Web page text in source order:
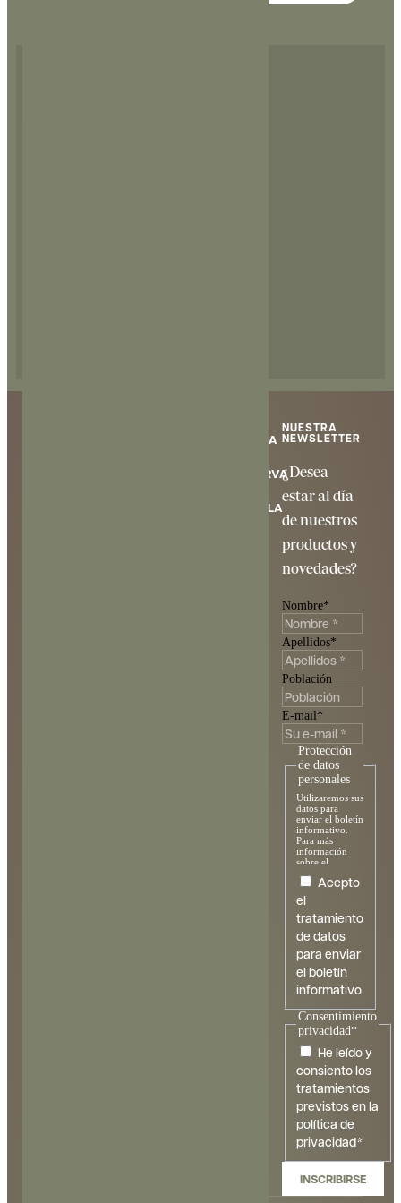
TIENDA
RESERVA
REGALA
NUESTRA
NEWSLETTER
¿Desea
estar al día
de nuestros
productos y
novedades?
Nombre*
Apellidos*
Población
E-mail *
Protección
de datos
personales
Utilizaremos sus
datos para
enviar el boletín
informativo.
Para más
información
sobre el
sus derechos,
consulte la
política de
privacidad.
Acepto
el
tratamiento
de datos
para enviar
el boletín
informativo
Consentimiento
privacidad*
He leído y
consiento los
tratamientos
previstos en la
política de
privacidad*